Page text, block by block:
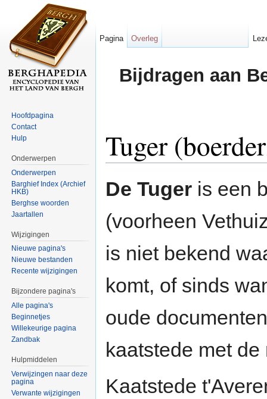
Bijdragen aan
Tuger
De Tuger is een
(voorheen
is niet bekend
komt, of sinds
oude
kaatstede met de
Kaatstede
Pagina Overleg
Hoofdpagina
Contact
Hulp
Onderwerpen
Onderwerpen
Barghief Index (Archief
HKB)
Berghse woorden
Jaartallen
Wijzigingen
Nieuwe pagina's
Nieuwe bestanden
Recente wijzigingen
Bijzondere pagina's
Alle pagina's
Beginnetjes
Willekeurige pagina
Zandbak
Hulpmiddelen
Verwijzingen naar deze
pagina
Verwante wijzigingen